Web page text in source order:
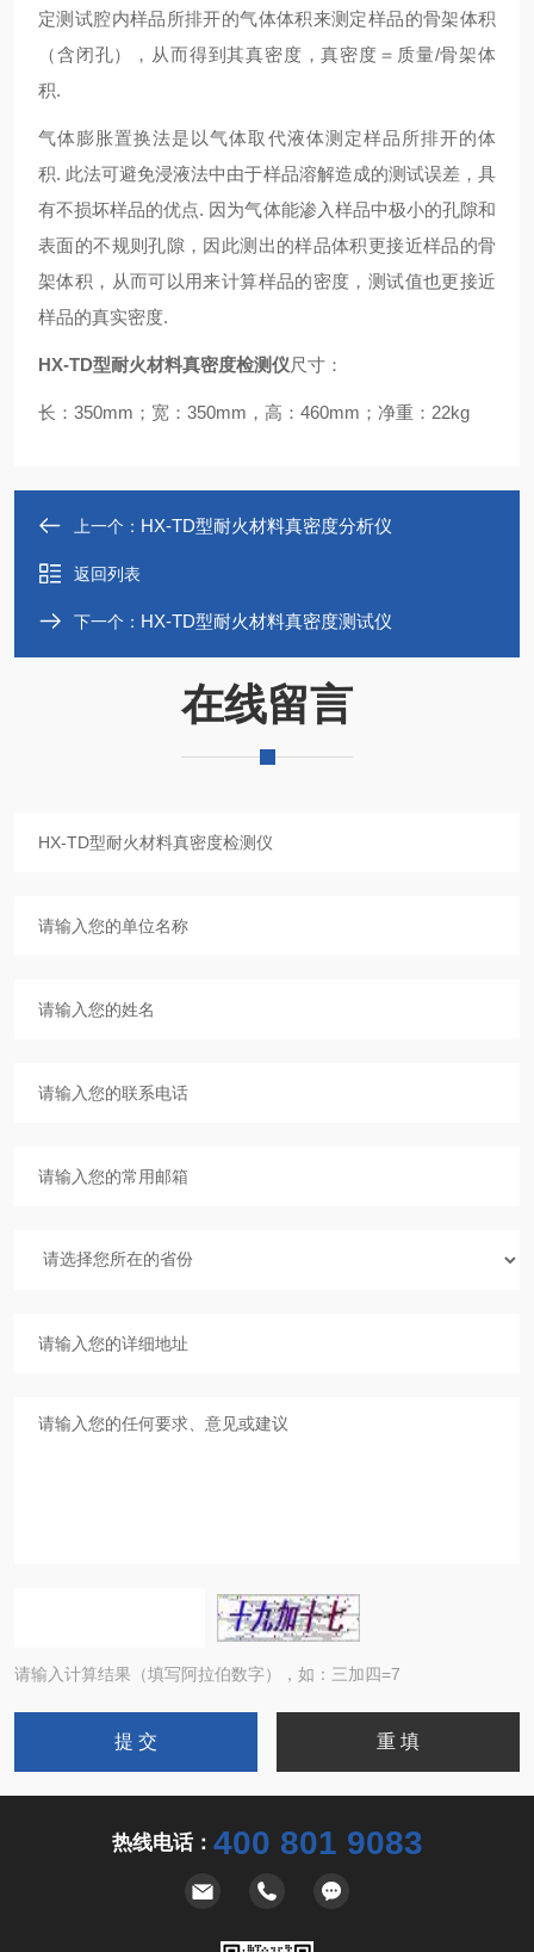
定测试腔内样品所排开的气体体积来测定样品的骨架体积
（含闭孔），从而得到其真密度，真密度＝质量/骨架体
积.
气体膨胀置换法是以气体取代液体测定样品所排开的体
积. 此法可避免浸液法中由于样品溶解造成的测试误差，具
有不损坏样品的优点. 因为气体能渗入样品中极小的孔隙和
表面的不规则孔隙，因此测出的样品体积更接近样品的骨
架体积，从而可以用来计算样品的密度，测试值也更接近
样品的真实密度.
HX-TD型耐火材料真密度检测仪尺寸：
长：350mm；宽：350mm，高：460mm；净重：22kg
上一个： HX-TD型耐火材料真密度分析仪
返回列表
下一个： HX-TD型耐火材料真密度测试仪
在线留言
请输入计算结果（填写阿拉伯数字），如：三加四=7
热线电话： 400 801 9083